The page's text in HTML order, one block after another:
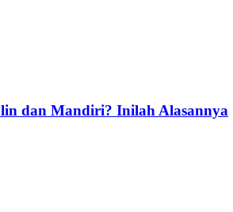
dan Mandiri? Inilah Alasannya